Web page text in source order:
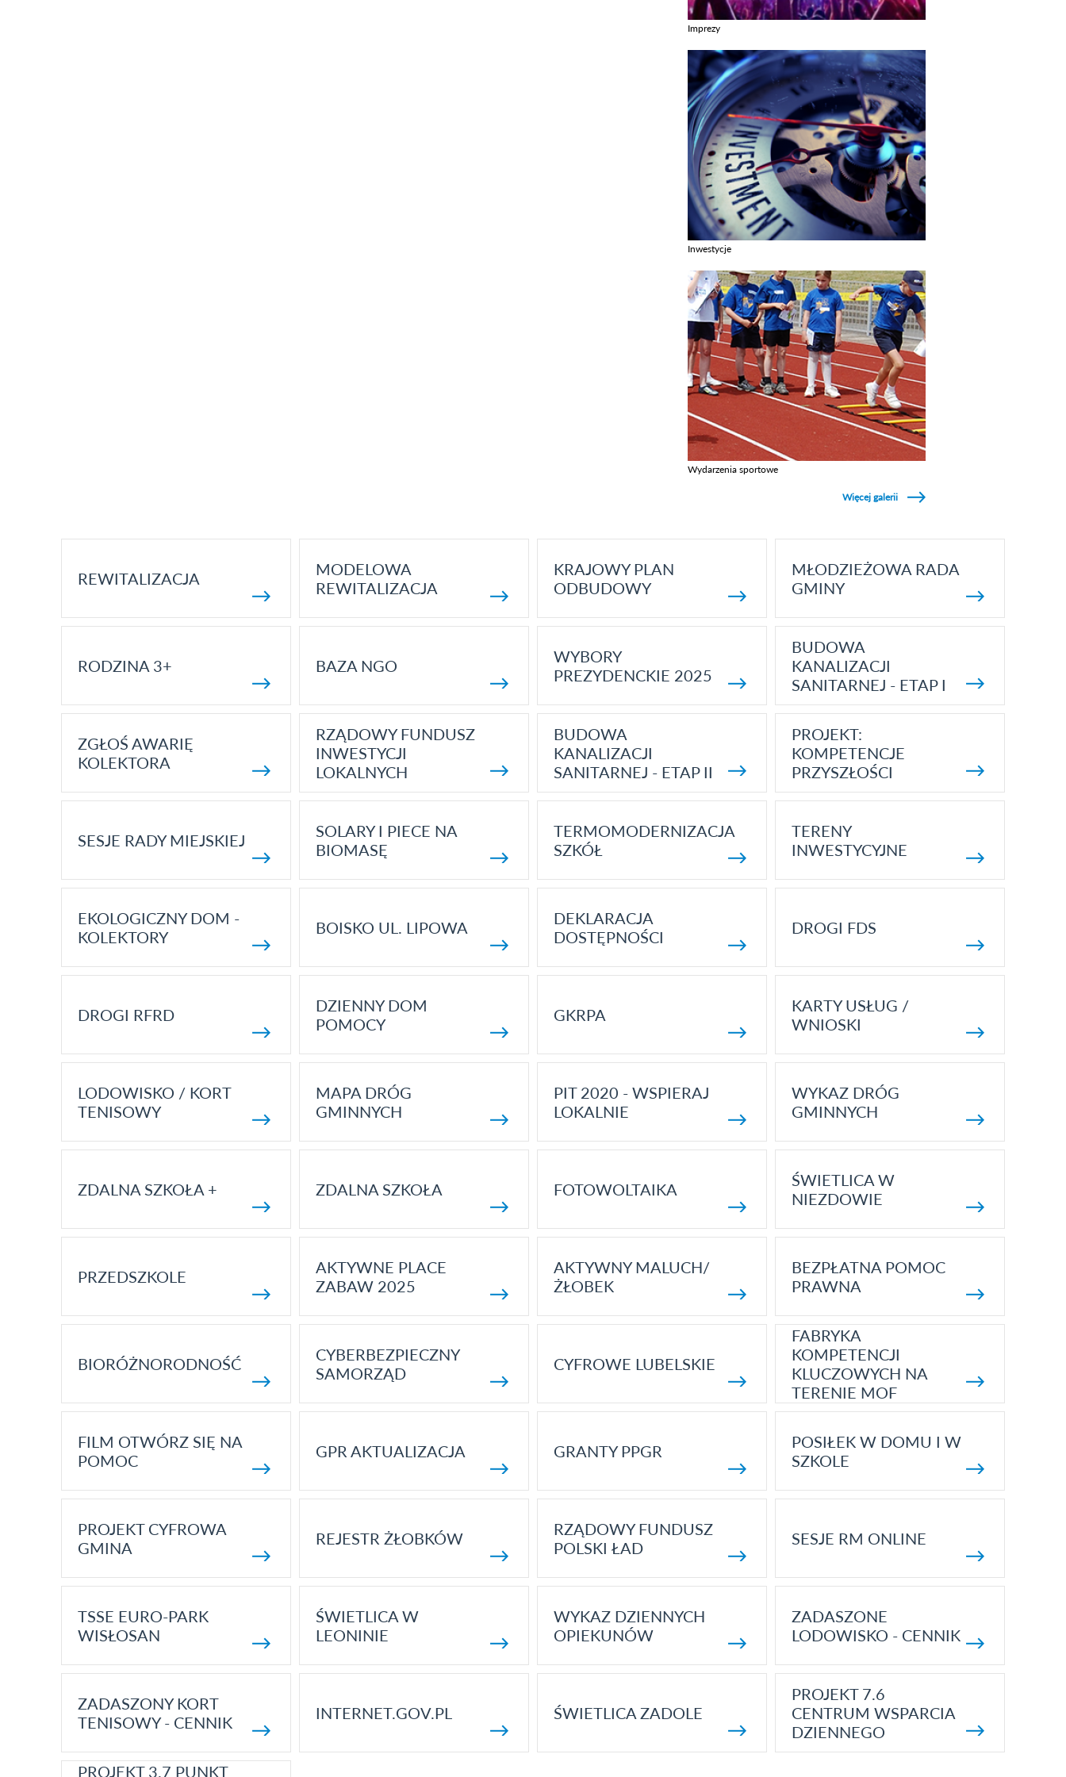
Imprezy
Inwestycje
Wydarzenia sportowe
Więcej galerii
REWITALIZACJA
MODELOWA
REWITALIZACJA
KRAJOWY PLAN
ODBUDOWY
MŁODZIEŻOWA RADA
GMINY
RODZINA 3+ BAZA NGO
WYBORY
PREZYDENCKIE 2025
BUDOWA
KANALIZACJI
SANITARNEJ - ETAP I
ZGŁOŚ AWARIĘ
KOLEKTORA
RZĄDOWY FUNDUSZ
INWESTYCJI
LOKALNYCH
BUDOWA
KANALIZACJI
SANITARNEJ - ETAP II
PROJEKT:
KOMPETENCJE
PRZYSZŁOŚCI
SESJE RADY MIEJSKIEJ
SOLARY I PIECE NA
BIOMASĘ
TERMOMODERNIZACJA
SZKÓŁ
TERENY
INWESTYCYJNE
EKOLOGICZNY DOM -
KOLEKTORY
BOISKO UL. LIPOWA
DEKLARACJA
DOSTĘPNOŚCI
DROGI FDS
DROGI RFRD
DZIENNY DOM
POMOCY
GKRPA
KARTY USŁUG /
WNIOSKI
LODOWISKO / KORT
TENISOWY
MAPA DRÓG
GMINNYCH
PIT 2020 - WSPIERAJ
LOKALNIE
WYKAZ DRÓG
GMINNYCH
ZDALNA SZKOŁA + ZDALNA SZKOŁA FOTOWOLTAIKA
ŚWIETLICA W
NIEZDOWIE
PRZEDSZKOLE
AKTYWNE PLACE
ZABAW 2025
AKTYWNY MALUCH/
ŻŁOBEK
BEZPŁATNA POMOC
PRAWNA
BIORÓŻNORODNOŚĆ
CYBERBEZPIECZNY
SAMORZĄD
CYFROWE LUBELSKIE
FABRYKA
KOMPETENCJI
KLUCZOWYCH NA
TERENIE MOF
FILM OTWÓRZ SIĘ NA
POMOC
GPR AKTUALIZACJA GRANTY PPGR
POSIŁEK W DOMU I W
SZKOLE
PROJEKT CYFROWA
GMINA
REJESTR ŻŁOBKÓW
RZĄDOWY FUNDUSZ
POLSKI ŁAD
SESJE RM ONLINE
TSSE EURO-PARK
WISŁOSAN
ŚWIETLICA W
LEONINIE
WYKAZ DZIENNYCH
OPIEKUNÓW
ZADASZONE
LODOWISKO - CENNIK
ZADASZONY KORT
TENISOWY - CENNIK
INTERNET.GOV.PL ŚWIETLICA ZADOLE
PROJEKT 7.6
CENTRUM WSPARCIA
DZIENNEGO
PROJEKT 3.7 PUNKT